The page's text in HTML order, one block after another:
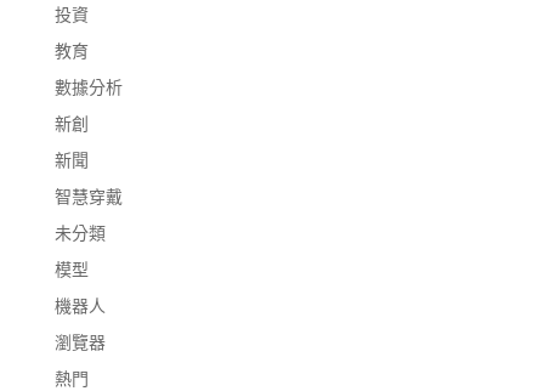
投資
教育
數據分析
新創
新聞
智慧穿戴
未分類
模型
機器人
瀏覽器
熱門